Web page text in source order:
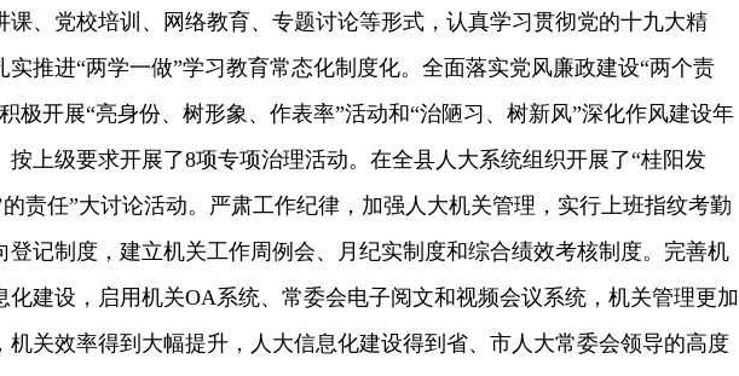
课、党校培训、网络教育、专题讨论等形式，认真学习贯彻党的十九大精
实推进“两学一做”学习教育常态化制度化。全面落实党风廉政建设“两个责
极开展“亮身份、树形象、作表率”活动和“治陋习、树新风”深化作风建设年
按上级要求开展了8项专项治理活动。在全县人大系统组织开展了“桂阳发
的责任”大讨论活动。严肃工作纪律，加强人大机关管理，实行上班指纹考勤
登记制度，建立机关工作周例会、月纪实制度和综合绩效考核制度。完善机
化建设，启用机关OA系统、常委会电子阅文和视频会议系统，机关管理更加
机关效率得到大幅提升，人大信息化建设得到省、市人大常委会领导的高度